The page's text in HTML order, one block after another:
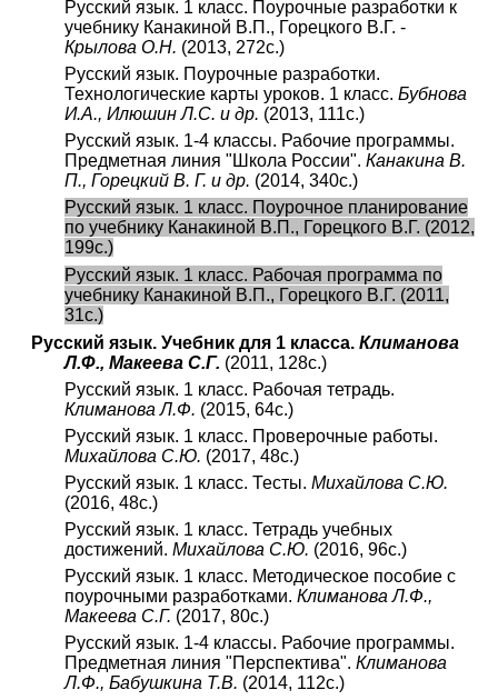
Русский язык. 1 класс. Поурочные разработки к
учебнику Канакиной В.П., Горецкого В.Г. -
Крылова О.Н. (2013, 272с.)
Русский язык. Поурочные разработки.
Технологические карты уроков. 1 класс. Бубнова
И.А., Илюшин Л.С. и др. (2013, 111с.)
Русский язык. 1-4 классы. Рабочие программы.
Предметная линия "Школа России". Канакина В.
П., Горецкий В. Г. и др. (2014, 340с.)
Русский язык. 1 класс. Поурочное планирование
по учебнику Канакиной В.П., Горецкого В.Г. (2012,
199с.)
Русский язык. 1 класс. Рабочая программа по
учебнику Канакиной В.П., Горецкого В.Г. (2011,
31с.)
Русский язык. Учебник для 1 класса. Климанова
Л.Ф., Макеева С.Г. (2011, 128с.)
Русский язык. 1 класс. Рабочая тетрадь.
Климанова Л.Ф. (2015, 64с.)
Русский язык. 1 класс. Проверочные работы.
Михайлова С.Ю. (2017, 48с.)
Русский язык. 1 класс. Тесты. Михайлова С.Ю.
(2016, 48с.)
Русский язык. 1 класс. Тетрадь учебных
достижений. Михайлова С.Ю. (2016, 96с.)
Русский язык. 1 класс. Методическое пособие с
поурочными разработками. Климанова Л.Ф.,
Макеева С.Г. (2017, 80с.)
Русский язык. 1-4 классы. Рабочие программы.
Предметная линия "Перспектива". Климанова
Л.Ф., Бабушкина Т.В. (2014, 112с.)